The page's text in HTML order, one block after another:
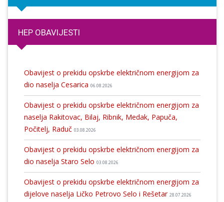
HEP OBAVIJESTI
Obavijest o prekidu opskrbe električnom energijom za
dio naselja Cesarica 06.08.2026
Obavijest o prekidu opskrbe električnom energijom za
naselja Rakitovac, Bilaj, Ribnik, Medak, Papuča,
Počitelj, Raduč 03.08.2026
Obavijest o prekidu opskrbe električnom energijom za
dio naselja Staro Selo 03.08.2026
Obavijest o prekidu opskrbe električnom energijom za
dijelove naselja Ličko Petrovo Selo i Rešetar 28.07.2026